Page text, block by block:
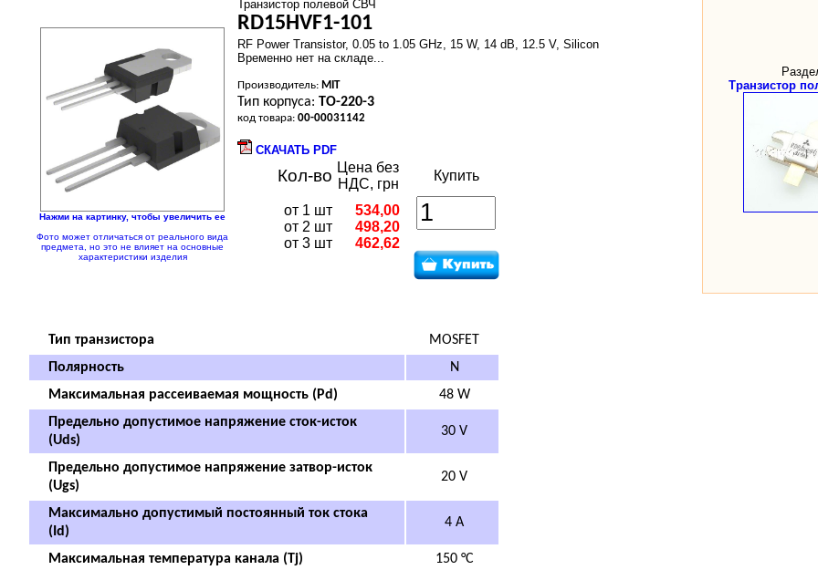
Нажми на картинку, чтобы увеличить ее
Фото может отличаться от реального вида
предмета, но это не влияет на основные
характеристики изделия
Транзистор полевой СВЧ
RD15HVF1-101
RF Power Transistor, 0.05 to 1.05 GHz, 15 W, 14 dB, 12.5 V, Silicon
Временно нет на складе...
Производитель: MIT
Тип корпуса: TO-220-3
код товара: 00-00031142
СКАЧАТЬ PDF
Кол-во Цена без
НДС, грн
Купить
от 1 шт
от 2 шт
от 3 шт
534,00
498,20
462,62
Транзистор
Тип транзистора
MOSFET
Полярность
N
Максимальная рассеиваемая мощность (Pd)
48 W
Предельно допустимое напряжение сток-исток
(Uds)
30 V
Предельно допустимое напряжение затвор-исток
(Ugs)
20 V
Максимально допустимый постоянный ток стока
(Id)
4 A
Максимальная температура канала (Tj)
150 °C